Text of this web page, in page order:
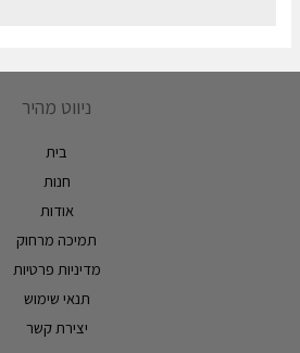
ניווט מהיר
בית
חנות
אודות
תמיכה מרחוק
מדיניות פרטיות
תנאי שימוש
יצירת קשר